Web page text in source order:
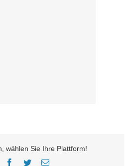
wählen Sie Ihre Plattform!
Facebook
TwitterE-